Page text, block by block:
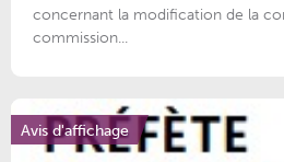
concernant la modification de la
commission...
Avis d'affichage